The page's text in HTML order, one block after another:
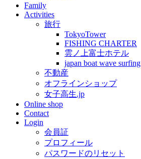
Family
Activities
旅行
TokyoTower
FISHING CHARTER
雲ノ上富士ホテル
japan boat wave surfing
不動産
オフラインショップ
女子高生.jp
Online shop
Contact
Login
会員証
プロフィール
パスワードのリセット